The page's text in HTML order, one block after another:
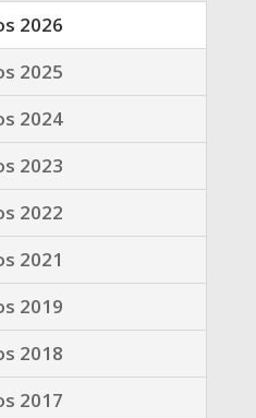
2026
2025
2024
2023
2022
2021
2019
2018
2017